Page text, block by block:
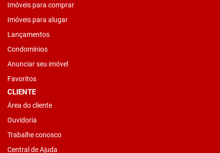
Imóveis para comprar
Imóveis para alugar
Lançamentos
Condomínios
Anunciar seu imóvel
Favoritos
CLIENTE
Área do cliente
Ouvidoria
Trabalhe conosco
Central de Ajuda